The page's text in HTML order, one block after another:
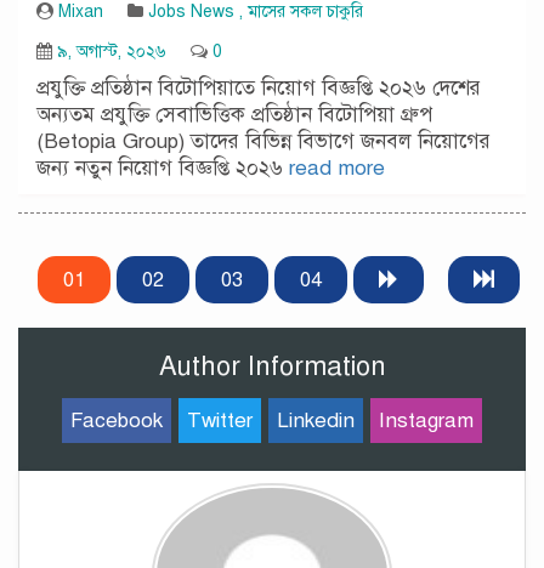
Mixan Jobs News ,মাসের সকল চাকুরি
৯, অগাস্ট, ২০২৬
0
প্রযুক্তি প্রতিষ্ঠান বিটোপিয়াতে নিয়োগ বিজ্ঞপ্তি ২০২৬ দেশের
অন্যতম প্রযুক্তি সেবাভিত্তিক প্রতিষ্ঠান বিটোপিয়া গ্রুপ
(Betopia Group) তাদের বিভিন্ন বিভাগে জনবল নিয়োগের
জন্য নতুন নিয়োগ বিজ্ঞপ্তি ২০২৬ read more
01 02 03 04
Author Information
Facebook Twitter Linkedin Instagram